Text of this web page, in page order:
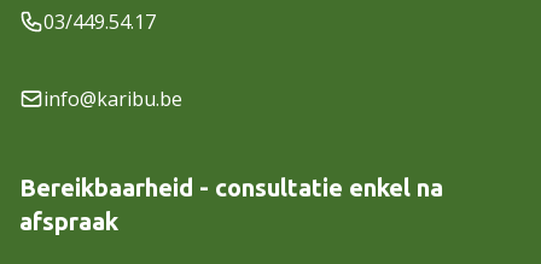
03/449.54.17
info@karibu.be
Bereikbaarheid - consultatie enkel na
afspraak